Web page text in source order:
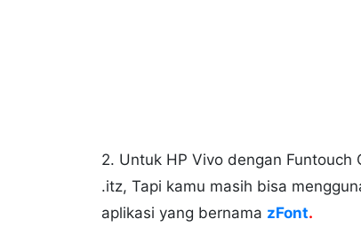
2. Untuk HP Vivo dengan
.itz, Tapi kamu masih bisa
aplikasi yang bernama zFont.